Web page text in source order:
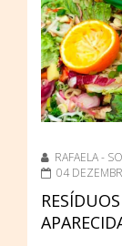
RAFAELA -
04